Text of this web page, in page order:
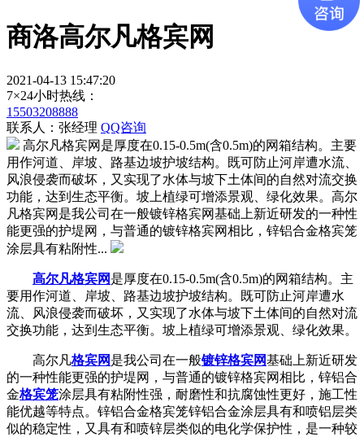
商洛高尔凡格宾网
2021-04-13 15:47:20
7×24小时热线：
15503208888
联系人：张经理 QQ咨询
高尔凡格宾网是厚度在0.15-0.5m(含0.5m)的网箱结构。主要
用作河道、岸坡、路基边坡护坡结构。既可防止河岸遭水流、
风浪侵袭而破坏，又实现了水体与坡下土体间的自然对流交换
功能，达到生态平衡。坡上植绿可增添景观、绿化效果。高尔
凡格宾网是我公司在一般镀锌格宾网基础上新近研发的一种性
能更强的护堤网，与普通的镀锌格宾网相比，锌铝合金格宾笼
涂层具有粘附性...
高尔凡格宾网是厚度在0.15-0.5m(含0.5m)的网箱结构。主
要用作河道、岸坡、路基边坡护坡结构。既可防止河岸遭水
流、风浪侵袭而破坏，又实现了水体与坡下土体间的自然对流
交换功能，达到生态平衡。坡上植绿可增添景观、绿化效果。
高尔凡格宾网是我公司在一般镀锌格宾网基础上新近研发
的一种性能更强的护堤网，与普通的镀锌格宾网相比，锌铝合
金格宾笼涂层具有粘附性强，耐磨性和抗腐蚀性更好，施工性
能优越等特点。锌铝合金格宾笼锌铝合金涂层具有和喷铝层类
似的稳定性，又具有和喷锌层类似的电化学保护性，是一种较